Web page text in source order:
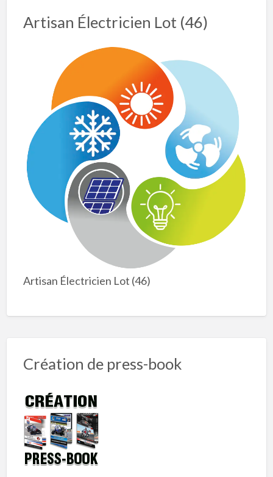
Artisan Électricien Lot (46)
Artisan Électricien Lot (46)
Création de press-book